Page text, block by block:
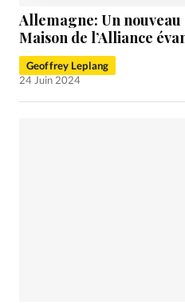
Allemagne: Un
Maison de l’Alliance
Geoffrey Leplang
24 Juin 2024